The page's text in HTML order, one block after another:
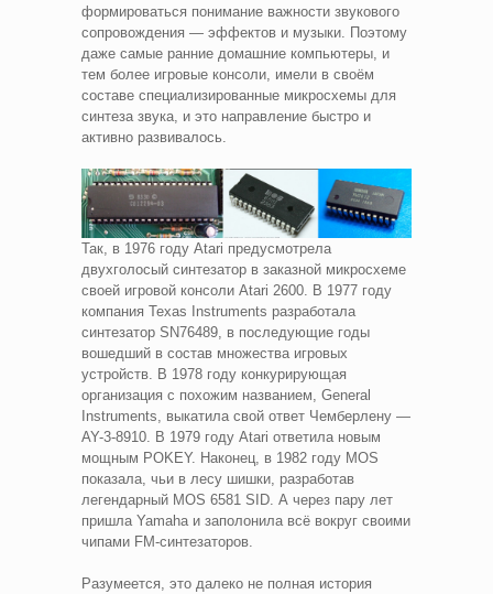
формироваться понимание важности звукового
сопровождения — эффектов и музыки. Поэтому
даже самые ранние домашние компьютеры, и
тем более игровые консоли, имели в своём
составе специализированные микросхемы для
синтеза звука, и это направление быстро и
активно развивалось.
Так, в 1976 году Atari предусмотрела
двухголосый синтезатор в заказной микросхеме
своей игровой консоли Atari 2600. В 1977 году
компания Texas Instruments разработала
синтезатор SN76489, в последующие годы
вошедший в состав множества игровых
устройств. В 1978 году конкурирующая
организация с похожим названием, General
Instruments, выкатила свой ответ Чемберлену —
AY-3-8910. В 1979 году Atari ответила новым
мощным POKEY. Наконец, в 1982 году MOS
показала, чьи в лесу шишки, разработав
легендарный MOS 6581 SID. А через пару лет
пришла Yamaha и заполонила всё вокруг своими
чипами FM-синтезаторов.
Разумеется, это далеко не полная история